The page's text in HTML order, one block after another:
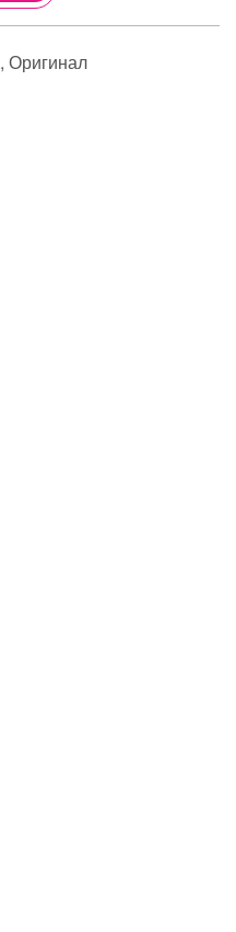
Оригинал